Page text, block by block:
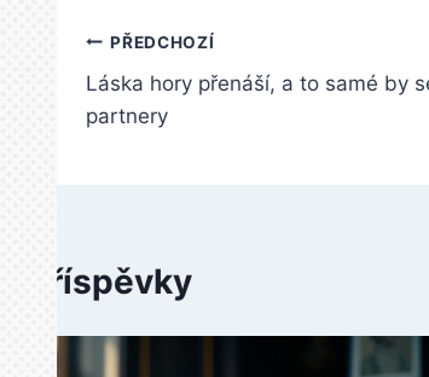
Navigace
pro
PŘEDCHOZÍ
Láska hory přenáší, a to samé by
partnery
příspěvky